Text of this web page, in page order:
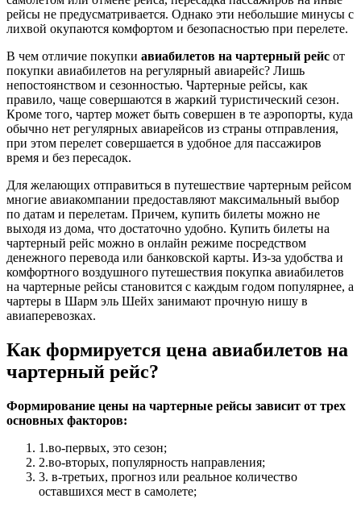
рейсы не предусматривается. Однако эти небольшие минусы с
лихвой окупаются комфортом и безопасностью при перелете.
В чем отличие покупки авиабилетов на чартерный рейс от
покупки авиабилетов на регулярный авиарейс? Лишь
непостоянством и сезонностью. Чартерные рейсы, как
правило, чаще совершаются в жаркий туристический сезон.
Кроме того, чартер может быть совершен в те аэропорты, куда
обычно нет регулярных авиарейсов из страны отправления,
при этом перелет совершается в удобное для пассажиров
время и без пересадок.
Для желающих отправиться в путешествие чартерным рейсом
многие авиакомпании предоставляют максимальный выбор
по датам и перелетам. Причем, купить билеты можно не
выходя из дома, что достаточно удобно. Купить билеты на
чартерный рейс можно в онлайн режиме посредством
денежного перевода или банковской карты. Из-за удобства и
комфортного воздушного путешествия покупка авиабилетов
на чартерные рейсы становится с каждым годом популярнее, а
чартеры в Шарм эль Шейх занимают прочную нишу в
авиаперевозках.
Как формируется цена авиабилетов на
чартерный рейс?
Формирование цены на чартерные рейсы зависит от трех
основных факторов:
1.во-первых, это сезон;
2.во-вторых, популярность направления;
3. в-третьих, прогноз или реальное количество
оставшихся мест в самолете;